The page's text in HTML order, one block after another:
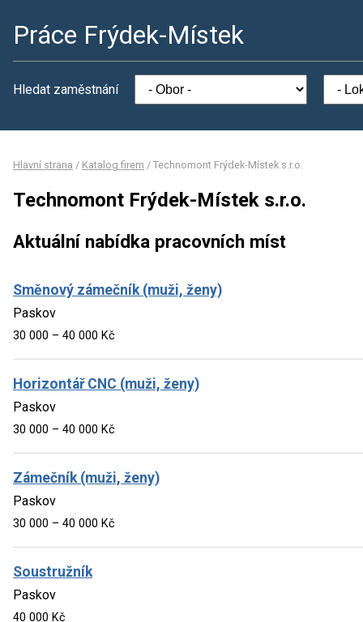
Práce Frýdek-Místek
Hledat zaměstnání
Hlavní strana / Katalog firem / Technomont Frýdek-Místek s.r.o.
Technomont Frýdek-Místek s.r.o.
Aktuální nabídka pracovních míst
Směnový zámečník (muži, ženy)
Paskov
30 000 – 40 000 Kč
Horizontář CNC (muži, ženy)
Paskov
30 000 – 40 000 Kč
Zámečník (muži, ženy)
Paskov
30 000 – 40 000 Kč
Soustružník
Paskov
40 000 Kč